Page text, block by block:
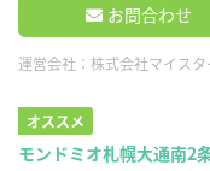
お問合わせ
運営会社： 株式会社マイスタ
オススメ
モンドミオ札幌大通南2